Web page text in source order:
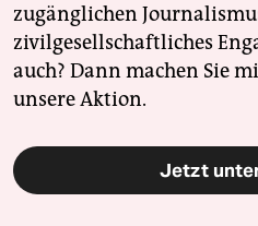
zugänglichen
zivilgesellschaftliches
auch? Dann machen Sie
unsere Aktion.
Jetzt